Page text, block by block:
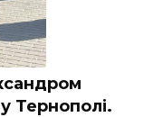
Тернополі.